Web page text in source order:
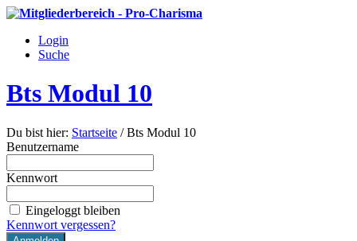
Login
Suche
Bts Modul 10
Du bist hier: Startseite / Bts Modul 10
Benutzername
Kennwort
Eingeloggt bleiben
Kennwort vergessen?